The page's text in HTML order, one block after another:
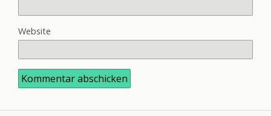
Website